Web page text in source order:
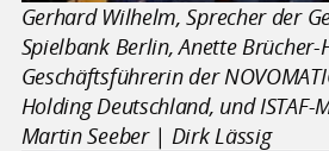
Gerhard Wilhelm, Sprecher der
Spielbank Berlin, Anette Brücher-
Geschäftsführerin der
Holding Deutschland, und
Martin Seeber | Dirk Lässig